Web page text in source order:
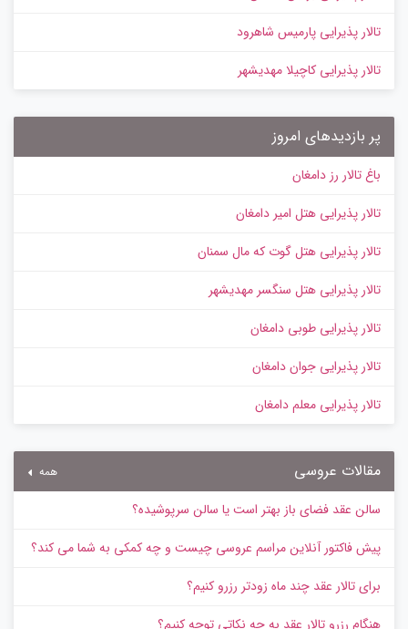
تالار پذیرایی پارمیس شاهرود
تالار پذیرایی کاچیلا مهدیشهر
پر بازدیدهای امروز
باغ تالار رز دامغان
تالار پذیرایی هتل امیر دامغان
تالار پذیرایی هتل گوت که مال سمنان
تالار پذیرایی هتل سنگسر مهدیشهر
تالار پذیرایی طوبی دامغان
تالار پذیرایی جوان دامغان
تالار پذیرایی معلم دامغان
مقالات عروسی همه
سالن عقد فضای باز بهتر است یا سالن سرپوشیده؟
پیش‌ فاکتور آنلاین مراسم عروسی چیست و چه کمکی به شما می کند؟
برای تالار عقد چند ماه زودتر رزرو کنیم؟
هنگام رزرو تالار عقد به چه نکاتی توجه کنیم؟